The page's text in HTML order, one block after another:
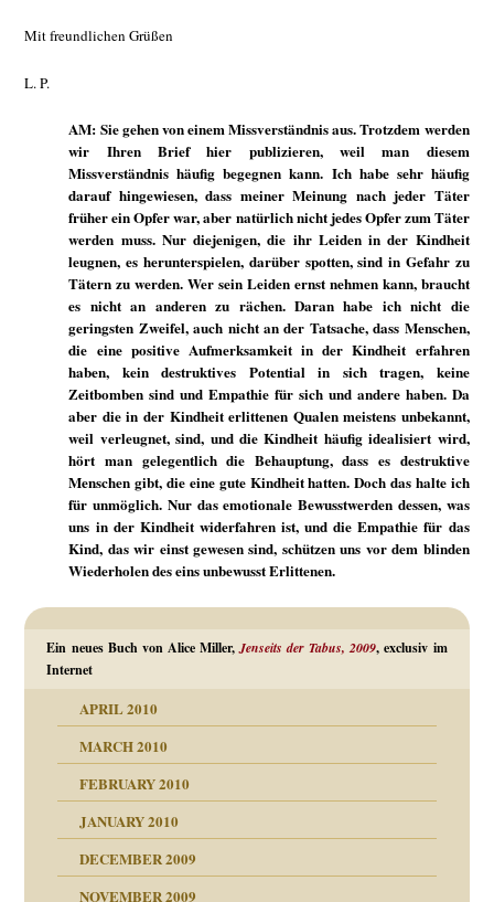
Mit freundlichen Grüßen
L. P.
AM: Sie gehen von einem Missverständnis aus. Trotzdem werden
wir Ihren Brief hier publizieren, weil man diesem
Missverständnis häufig begegnen kann. Ich habe sehr häufig
darauf hingewiesen, dass meiner Meinung nach jeder Täter
früher ein Opfer war, aber natürlich nicht jedes Opfer zum Täter
werden muss. Nur diejenigen, die ihr Leiden in der Kindheit
leugnen, es herunterspielen, darüber spotten, sind in Gefahr zu
Tätern zu werden. Wer sein Leiden ernst nehmen kann, braucht
es nicht an anderen zu rächen. Daran habe ich nicht die
geringsten Zweifel, auch nicht an der Tatsache, dass Menschen,
die eine positive Aufmerksamkeit in der Kindheit erfahren
haben, kein destruktives Potential in sich tragen, keine
Zeitbomben sind und Empathie für sich und andere haben. Da
aber die in der Kindheit erlittenen Qualen meistens unbekannt,
weil verleugnet, sind, und die Kindheit häufig idealisiert wird,
hört man gelegentlich die Behauptung, dass es destruktive
Menschen gibt, die eine gute Kindheit hatten. Doch das halte ich
für unmöglich. Nur das emotionale Bewusstwerden dessen, was
uns in der Kindheit widerfahren ist, und die Empathie für das
Kind, das wir einst gewesen sind, schützen uns vor dem blinden
Wiederholen des eins unbewusst Erlittenen.
Ein neues Buch von Alice Miller,Jenseits der Tabus, 2009, exclusiv im
Internet
APRIL 2010
MARCH 2010
FEBRUARY 2010
JANUARY 2010
DECEMBER 2009
NOVEMBER 2009